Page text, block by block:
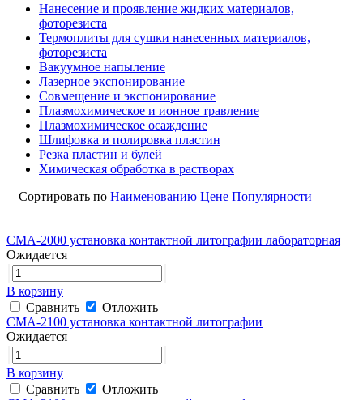
Нанесение и проявление жидких материалов,
фоторезиста
Термоплиты для сушки нанесенных материалов,
фоторезиста
Вакуумное напыление
Лазерное экспонирование
Совмещение и экспонирование
Плазмохимическое и ионное травление
Плазмохимическое осаждение
Шлифовка и полировка пластин
Резка пластин и булей
Химическая обработка в растворах
Сортировать по Наименованию Цене Популярности
CMA-2000 установка контактной литографии лабораторная
Ожидается
В корзину
Сравнить
Отложить
CMA-2100 установка контактной литографии
Ожидается
В корзину
Сравнить
Отложить